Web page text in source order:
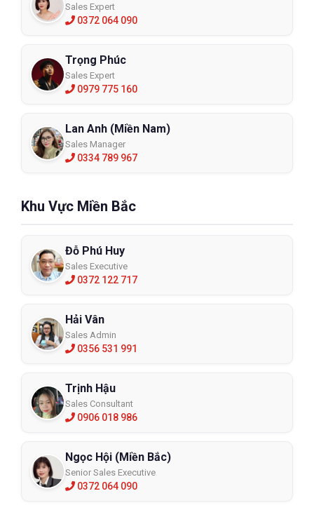
Sales Expert
0372 064 090
Trọng Phúc
Sales Expert
0979 775 160
Lan Anh (Miền Nam)
Sales Manager
0334 789 967
Khu Vực Miền Bắc
Đỗ Phú Huy
Sales Executive
0372 122 717
Hải Vân
Sales Admin
0356 531 991
Trịnh Hậu
Sales Consultant
0906 018 986
Ngọc Hội (Miền Bắc)
Senior Sales Executive
0372 064 090